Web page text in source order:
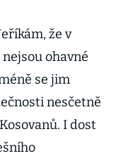
že v
ohavné
se jim
nesčetně
I dost